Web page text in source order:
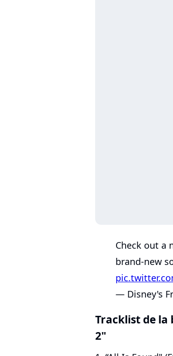
Check out a
brand-new
— Disney's
Tracklist de la
2"